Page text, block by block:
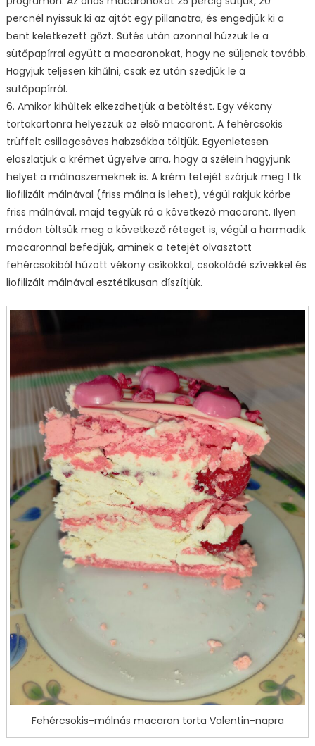
percnél nyissuk ki az ajtót egy pillanatra, és engedjük ki a
bent keletkezett gőzt. Sütés után azonnal húzzuk le a
sütőpapírral együtt a macaronokat, hogy ne süljenek tovább.
Hagyjuk teljesen kihűlni, csak ez után szedjük le a
sütőpapírról.
6. Amikor kihűltek elkezdhetjük a betöltést. Egy vékony
tortakartonra helyezzük az első macaront. A fehércsokis
trüffelt csillagcsöves habzsákba töltjük. Egyenletesen
eloszlatjuk a krémet ügyelve arra, hogy a szélein hagyjunk
helyet a málnaszemeknek is. A krém tetejét szórjuk meg 1 tk
liofilizált málnával (friss málna is lehet), végül rakjuk körbe
friss málnával, majd tegyük rá a következő macaront. Ilyen
módon töltsük meg a következő réteget is, végül a harmadik
macaronnal befedjük, aminek a tetejét olvasztott
fehércsokiból húzott vékony csíkokkal, csokoládé szívekkel és
liofilizált málnával esztétikusan díszítjük.
Fehércsokis-málnás macaron torta Valentin-napra